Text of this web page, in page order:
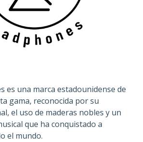
es una marca estadounidense de
gama, reconocida por su
el uso de maderas nobles y un
que ha conquistado a
el mundo.